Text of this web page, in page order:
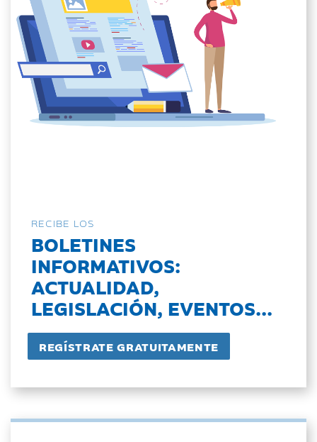
RECIBE LOS
BOLETINES
INFORMATIVOS:
ACTUALIDAD,
LEGISLACIÓN, EVENTOS...